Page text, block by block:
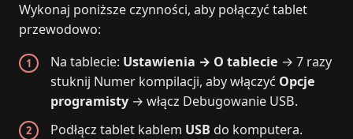
Wykonaj poniższe czynności, aby połączyć tablet
przewodowo:
Na tablecie: Ustawienia → O tablecie → 7 razy
stuknij Numer kompilacji, aby włączyć Opcje
programisty → włącz Debugowanie USB.
Podłącz tablet kablem USB do komputera.